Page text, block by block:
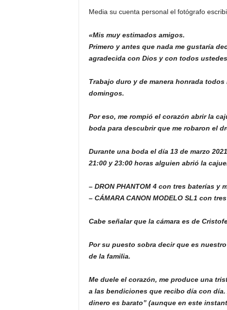
Media su cuenta personal el fotógrafo
«Mis muy estimados amigos.
Primero y antes que nada me gustaría
agradecida con Dios y con todos
Trabajo duro y de manera honrada
domingos.
Por eso, me rompió el corazón abrir la
boda para descubrir que me robaron el
Durante una boda el día 13 de marzo
21:00 y 23:00 horas alguien abrió la
– DRON PHANTOM 4 con tres baterías y
– CÁMARA CANON MODELO SL1 con
Cabe señalar que la cámara es de
Por su puesto sobra decir que es
de la familia.
Me duele el corazón, me produce una
a las bendiciones que recibo día con
dinero es barato” (aunque en este